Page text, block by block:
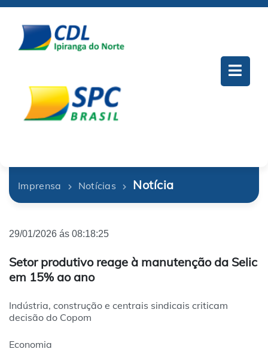
Imprensa Notícias Notícia
29/01/2026 ás 08:18:25
Setor produtivo reage à manutenção da Selic
em 15% ao ano
Indústria, construção e centrais sindicais criticam
decisão do Copom
Economia